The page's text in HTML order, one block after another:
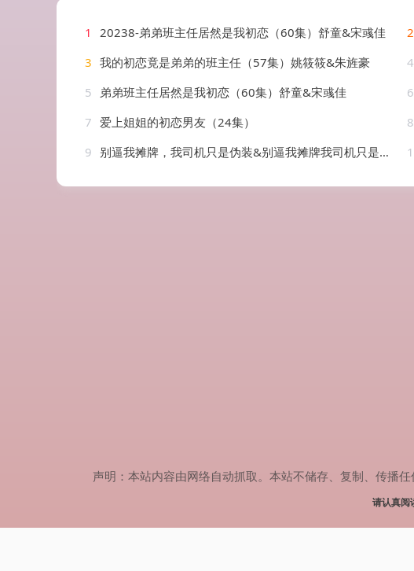
1 20238-弟弟班主任居然是我初恋（60集）舒童&宋彧佳 2
3 我的初恋竟是弟弟的班主任（57集）姚筱筱&朱旌豪 4
5
弟弟班主任居然是我初恋（60集）舒童&宋彧佳 6
7 爱上姐姐的初恋男友（24集） 8
9 别逼我摊牌，我司机只是伪装&别逼我摊牌我司机只是伪装（80集）汪克强&田诗园&李继军&卢晟
声明：本站内容由网络自动抓取。本站不储存、复制、传播
请认真阅